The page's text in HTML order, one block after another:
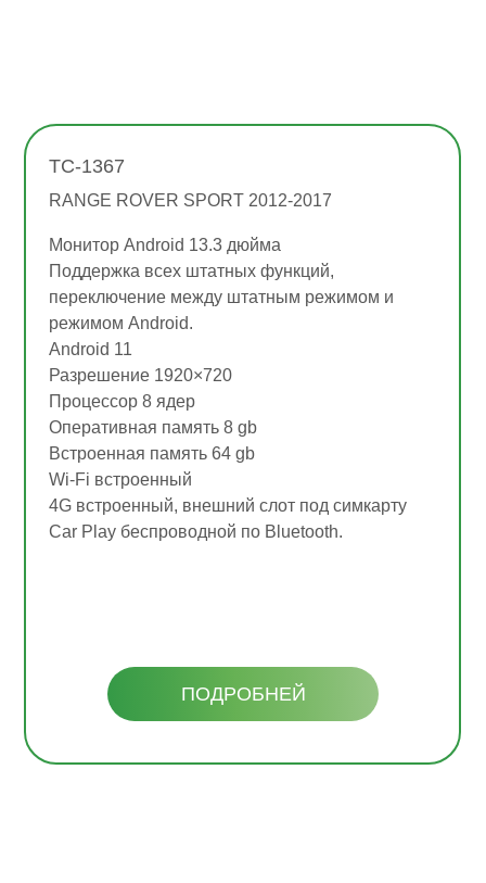
Монитор Android 13.3 дюйма
Поддержка всех штатных функций,
переключение между штатным режимом и
режимом Android.
Android 11
Разрешение 1920×720
Процессор 8 ядер
Оперативная память 8 gb
Встроенная память 64 gb
Wi-Fi встроенный
4G встроенный, внешний слот под симкарту
Car Play беспроводной по Bluetooth.
TC-1367
ПОДРОБНЕЙ
RANGE ROVER SPORT 2012-2017